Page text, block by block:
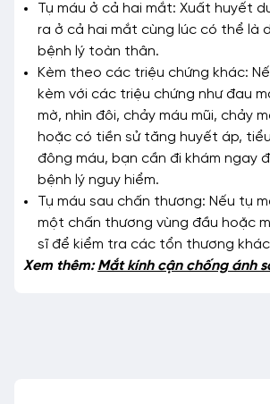
Tụ máu ở cả hai mắt: Xuất huyết
ra ở cả hai mắt cùng lúc có thể là
bệnh lý toàn thân.
Kèm theo các triệu chứng khác:
kèm với các triệu chứng như đau
mờ, nhìn đôi, chảy máu mũi, chảy
hoặc có tiền sử tăng huyết áp,
đông máu, bạn cần đi khám ngay
bệnh lý nguy hiểm.
Tụ máu sau chấn thương: Nếu tụ
một chấn thương vùng đầu hoặc
sĩ để kiểm tra các tổn thương
Xem thêm:Mắt kính cận chống ánh